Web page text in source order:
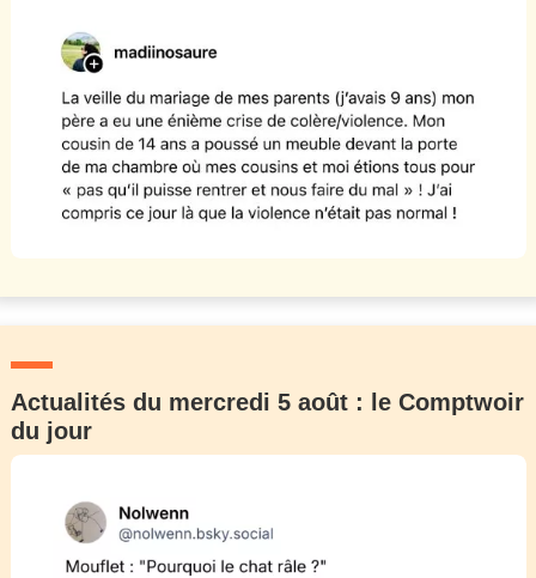
Actualités du mercredi 5 août : le Comptwoir
du jour